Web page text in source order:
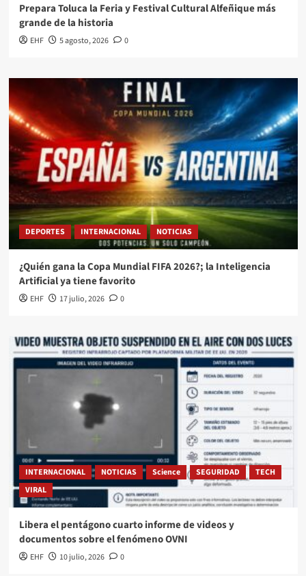
Prepara Toluca la Feria y Festival Cultural Alfeñique más
grande de la historia
EHF 5 agosto, 2026 0
DEPORTES INTERNACIONAL NOTICIAS
¿Quién gana la Copa Mundial FIFA 2026?; la Inteligencia
Artificial ya tiene favorito
EHF 17 julio, 2026 0
INTERNACIONAL NOTICIAS Science SEGURIDAD
TECH
VIRAL
Libera el pentágono cuarto informe de videos y
documentos sobre el fenómeno OVNI
EHF 10 julio, 2026 0